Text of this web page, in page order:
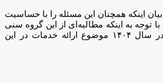
اینکه همچنان این مسئله را با حساسیت
توجه به اینکه مطالبه‌ای از این گروه سنی
بود از ابتدای هفته فراجا در سال ۱۴۰۴ موضوع ارائه خدمات در این